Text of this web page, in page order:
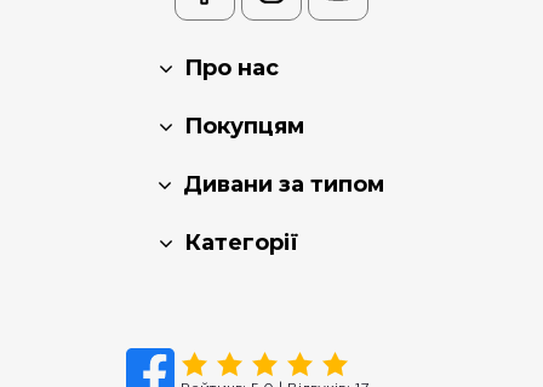
Про нас
Покупцям
Дивани за типом
Категорії